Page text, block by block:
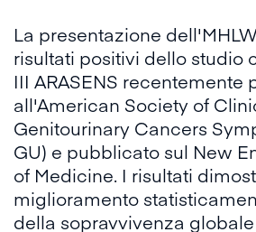
La presentazione
risultati positivi dello studio
III ARASENS recentemente
all'American Society of
Genitourinary Cancers
GU) e pubblicato sul New
of Medicine. I risultati
miglioramento
della sopravvivenza